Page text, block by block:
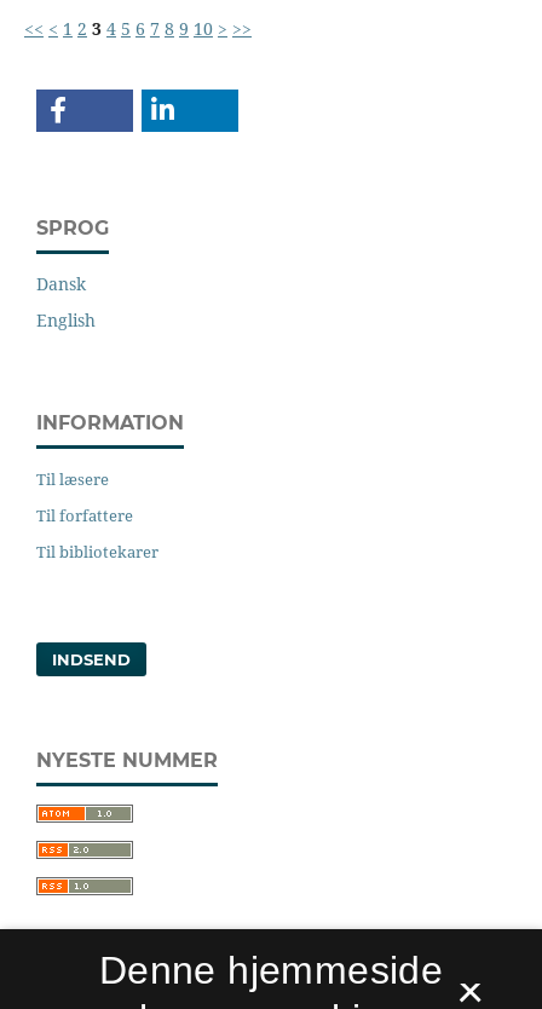
<< < 1 2 3 4 5 6 7 8 9 10 > >>
SPROG
Dansk
English
INFORMATION
Til læsere
Til forfattere
Til bibliotekarer
INDSEND
NYESTE NUMMER
×
Denne hjemmeside